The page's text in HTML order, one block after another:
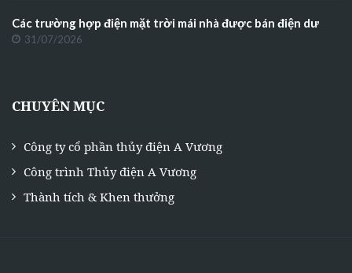
Các trường hợp điện mặt trời mái nhà được bán điện dư
31/07/2026
CHUYÊN MỤC
Công ty cổ phần thủy điện A Vương
Công trình Thủy điện A Vương
Thành tích & Khen thưởng